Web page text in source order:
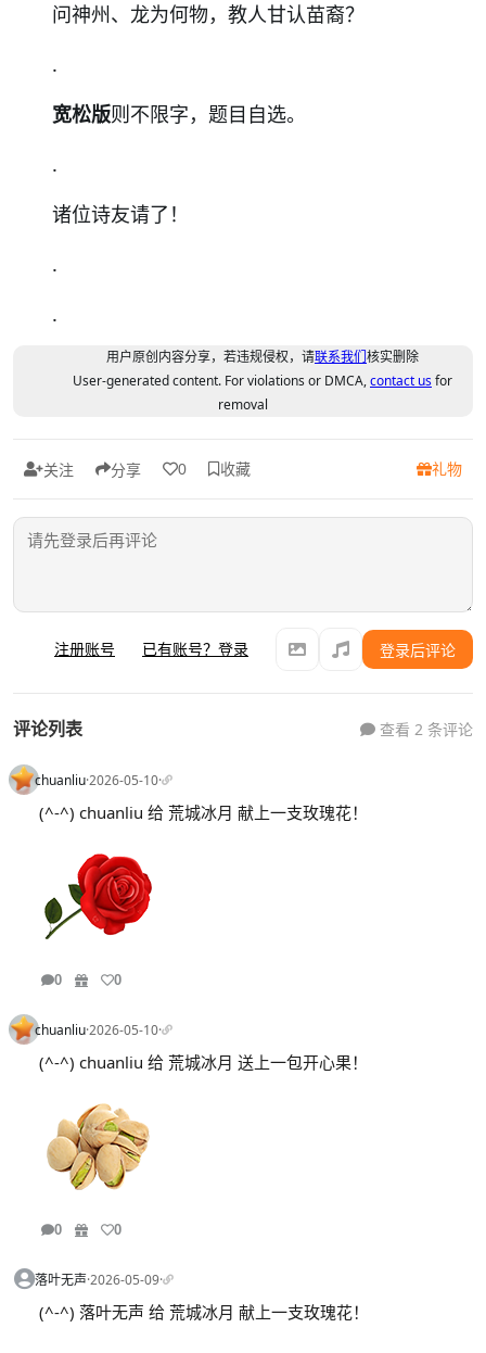
问神州、龙为何物，教人甘认苗裔？
.
宽松版则不限字，题目自选。
.
诸位诗友请了！
.
.
用户原创内容分享，若违规侵权，请联系我们核实删除
User-generated content. For violations or DMCA,contact usfor
removal
关注 分享 0 收藏 礼物
注册账号 已有账号？登录 登录后评论
评论列表 查看 2 条评论
chuanliu·2026-05-10·
(^-^) chuanliu 给 荒城冰月 献上一支玫瑰花！
0 0
chuanliu·2026-05-10·
(^-^) chuanliu 给 荒城冰月 送上一包开心果！
0 0
落叶无声·2026-05-09·
(^-^) 落叶无声 给 荒城冰月 献上一支玫瑰花！